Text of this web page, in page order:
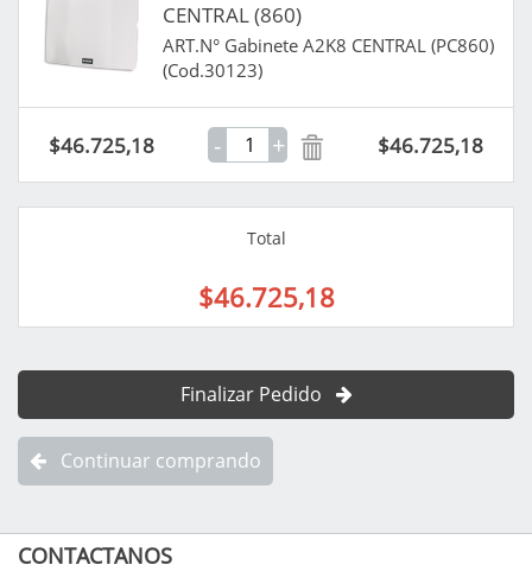
CENTRAL (860)
ART.N° Gabinete A2K8 CENTRAL (PC860)
(Cod.30123)
$46.725,18 - + $46.725,18
Total
$46.725,18
Finalizar Pedido
Continuar comprando
CONTACTANOS